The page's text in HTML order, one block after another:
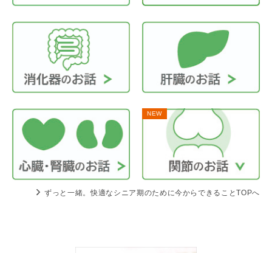
NEW
ずっと一緒。快適なシニア期のために今からできることTOPへ